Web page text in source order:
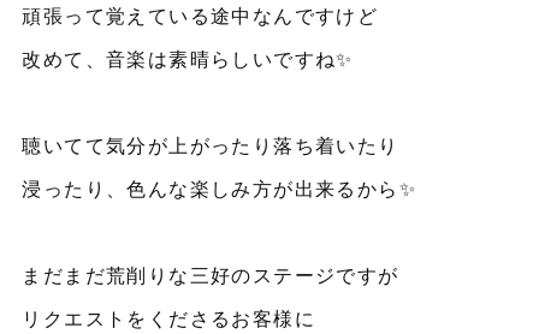
頑張って覚えている途中なんですけど
改めて、音楽は素晴らしいですね✨
聴いてて気分が上がったり落ち着いたり
浸ったり、色んな楽しみ方が出来るから✨
まだまだ荒削りな三好のステージですが
リクエストをくださるお客様に